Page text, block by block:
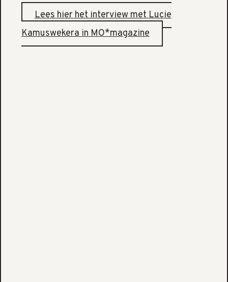
Lees hier het interview met Lucie
Kamuswekera in MO*magazine